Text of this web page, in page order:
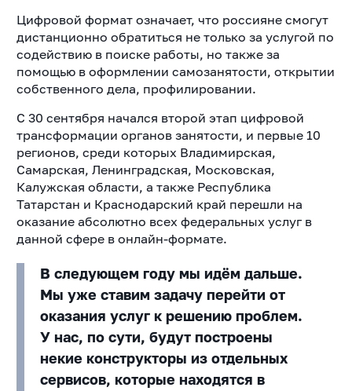
Цифровой формат означает, что россияне смогут
дистанционно обратиться не только за услугой по
содействию в поиске работы, но также за
помощью в оформлении самозанятости, открытии
собственного дела, профилировании.
С 30 сентября начался второй этап цифровой
трансформации органов занятости, и первые 10
регионов, среди которых Владимирская,
Самарская, Ленинградская, Московская,
Калужская области, а также Республика
Татарстан и Краснодарский край перешли на
оказание абсолютно всех федеральных услуг в
данной сфере в онлайн-формате.
В следующем году мы идём дальше.
Мы уже ставим задачу перейти от
оказания услуг к решению проблем.
У нас, по сути, будут построены
некие конструкторы из отдельных
сервисов, которые находятся в